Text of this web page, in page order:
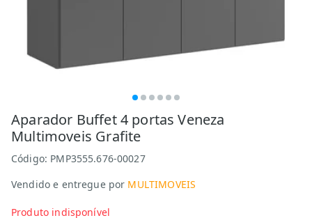
Aparador Buffet 4 portas Veneza
Multimoveis Grafite
Código: PMP3555.676-00027
Vendido e entregue por MULTIMOVEIS
Produto indisponível